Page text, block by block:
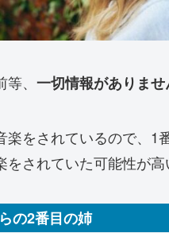
、 一切情報がありませ
楽をされているので、1
をされていた可能性が高
の2番目の姉